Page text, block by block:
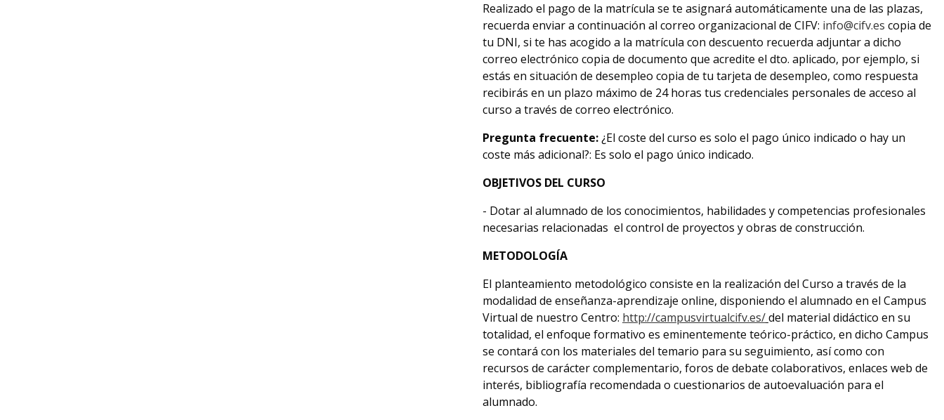
Realizado el pago de la matrícula se te asignará automáticamente una de las plazas,
recuerda enviar a continuación al correo organizacional de CIFV: info@cifv.es copia de
tu DNI, si te has acogido a la matrícula con descuento recuerda adjuntar a dicho
correo electrónico copia de documento que acredite el dto. aplicado, por ejemplo, si
estás en situación de desempleo copia de tu tarjeta de desempleo, como respuesta
recibirás en un plazo máximo de 24 horas tus credenciales personales de acceso al
curso a través de correo electrónico.
Pregunta frecuente:¿El coste del curso es solo el pago único indicado o hay un
coste más adicional?: Es solo el pago único indicado.
OBJETIVOS DEL CURSO
- Dotar al alumnado de los conocimientos, habilidades y competencias profesionales
necesarias relacionadas el control de proyectos y obras de construcción.
METODOLOGÍA
El planteamiento metodológico consiste en la realización del Curso a través de la
modalidad de enseñanza-aprendizaje online, disponiendo el alumnado en el Campus
Virtual de nuestro Centro: http://campusvirtualcifv.es/del material didáctico en su
totalidad, el enfoque formativo es eminentemente teórico-práctico, en dicho Campus
se contará con los materiales del temario para su seguimiento, así como con
recursos de carácter complementario, foros de debate colaborativos, enlaces web de
interés, bibliografía recomendada o cuestionarios de autoevaluación para el
alumnado.